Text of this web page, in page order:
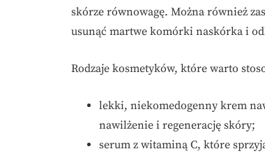
skórze równowagę. Można również
usunąć martwe komórki naskórka i
Rodzaje kosmetyków, które warto
lekki, niekomedogenny krem
nawilżenie i regenerację skóry;
serum z witaminą C, które